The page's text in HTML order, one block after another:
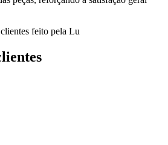
feito pela Lu